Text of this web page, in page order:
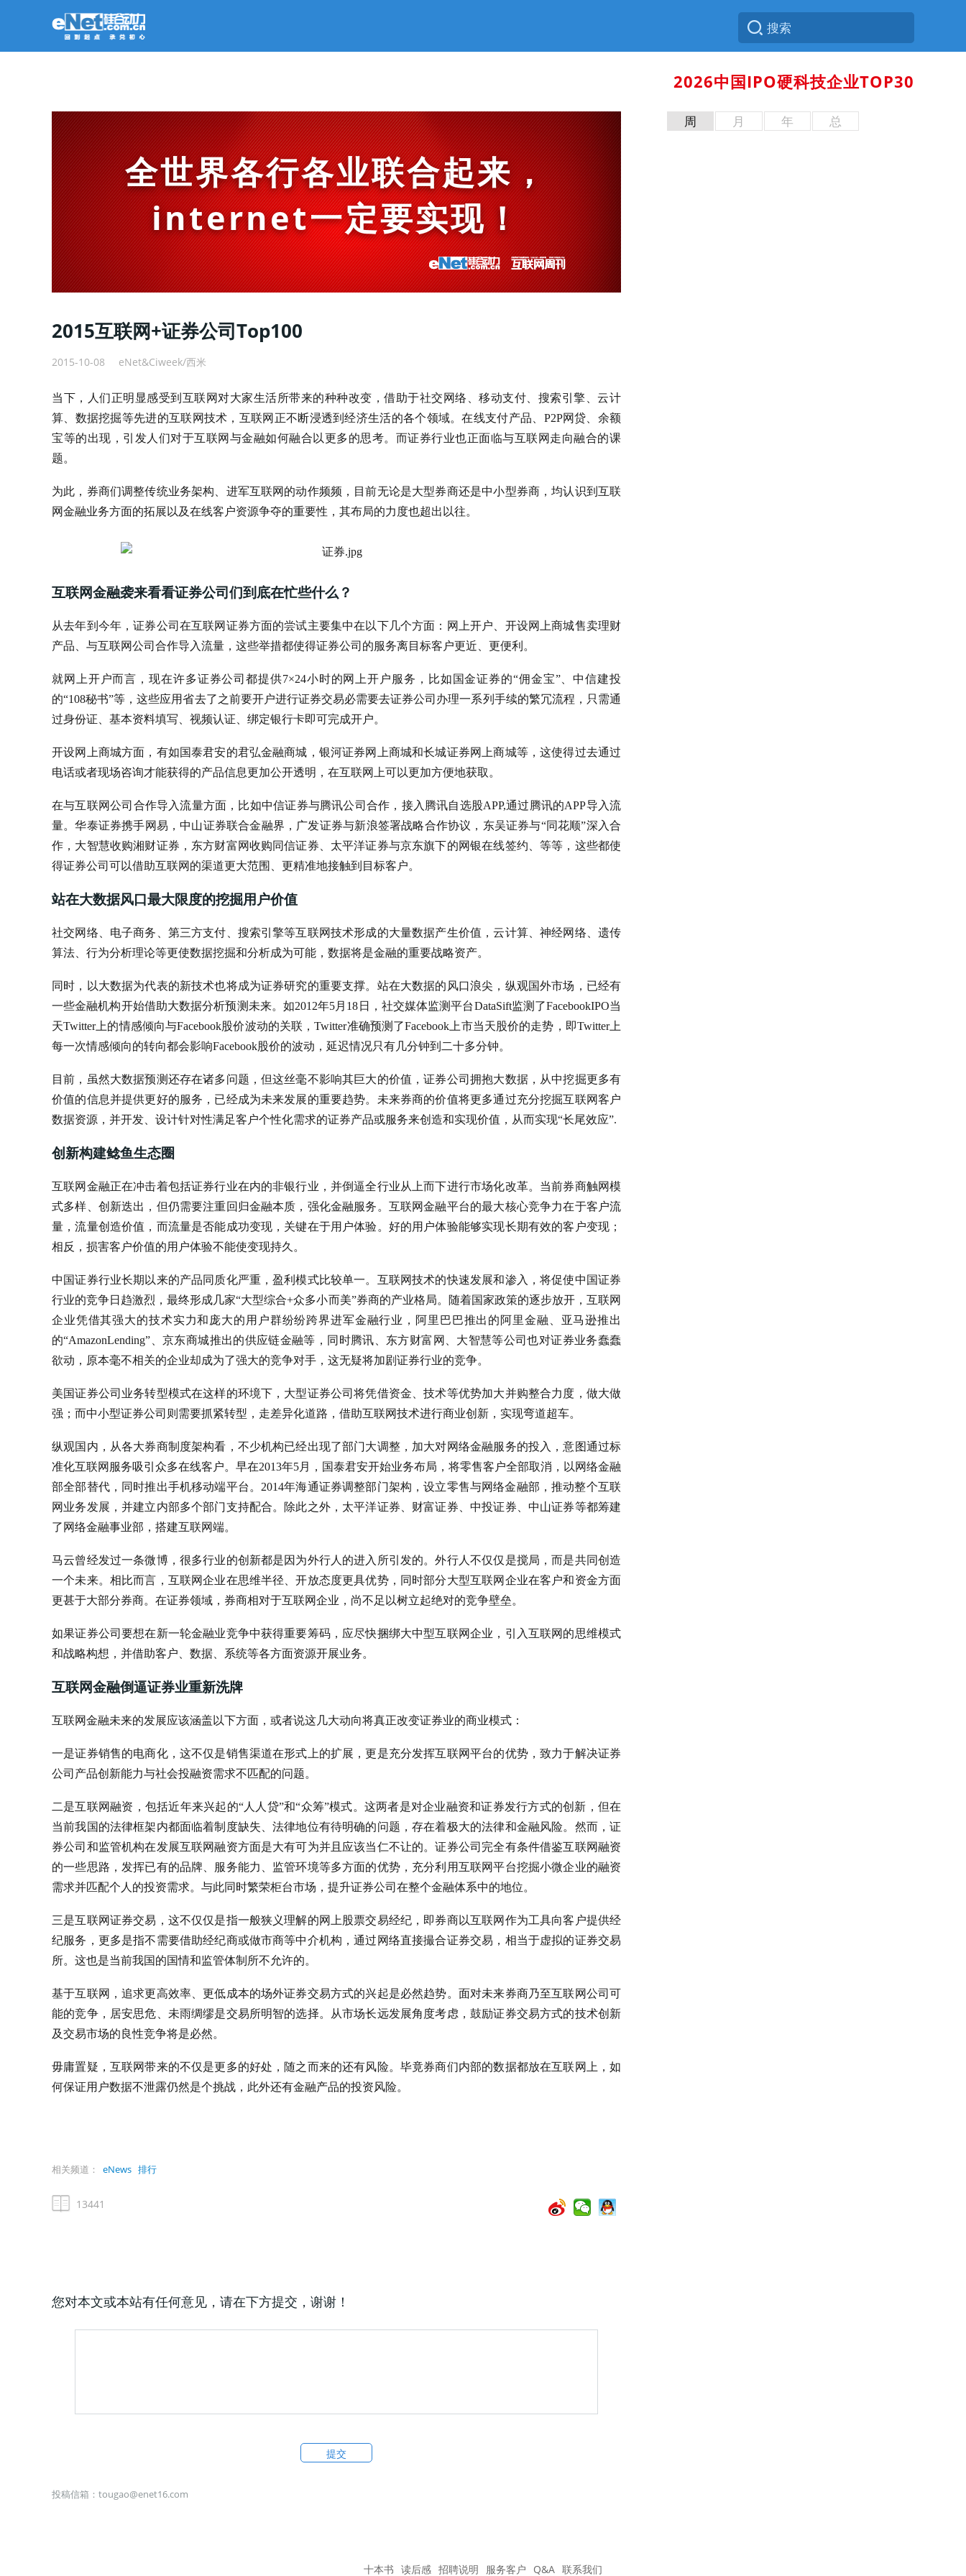
2026中国IPO硬科技企业TOP30
全世界各行各业联合起来，
internet一定要实现！
2015互联网+证券公司Top100
2015-10-08 eNet&Ciweek/西米
当下，人们正明显感受到互联网对大家生活所带来的种种改变，借助于社交网络、移动支付、搜索引擎、云计
算、数据挖掘等先进的互联网技术，互联网正不断浸透到经济生活的各个领域。在线支付产品、P2P网贷、余额
宝等的出现，引发人们对于互联网与金融如何融合以更多的思考。而证券行业也正面临与互联网走向融合的课
题。
为此，券商们调整传统业务架构、进军互联网的动作频频，目前无论是大型券商还是中小型券商，均认识到互联
网金融业务方面的拓展以及在线客户资源争夺的重要性，其布局的力度也超出以往。
互联网金融袭来看看证券公司们到底在忙些什么？
从去年到今年，证券公司在互联网证券方面的尝试主要集中在以下几个方面：网上开户、开设网上商城售卖理财
产品、与互联网公司合作导入流量，这些举措都使得证券公司的服务离目标客户更近、更便利。
就网上开户而言，现在许多证券公司都提供7×24小时的网上开户服务，比如国金证券的“佣金宝”、中信建投
的“108秘书”等，这些应用省去了之前要开户进行证券交易必需要去证券公司办理一系列手续的繁冗流程，只需通
过身份证、基本资料填写、视频认证、绑定银行卡即可完成开户。
开设网上商城方面，有如国泰君安的君弘金融商城，银河证券网上商城和长城证券网上商城等，这使得过去通过
电话或者现场咨询才能获得的产品信息更加公开透明，在互联网上可以更加方便地获取。
在与互联网公司合作导入流量方面，比如中信证券与腾讯公司合作，接入腾讯自选股APP,通过腾讯的APP导入流
量。华泰证券携手网易，中山证券联合金融界，广发证券与新浪签署战略合作协议，东吴证券与“同花顺”深入合
作，大智慧收购湘财证券，东方财富网收购同信证券、太平洋证券与京东旗下的网银在线签约、等等，这些都使
得证券公司可以借助互联网的渠道更大范围、更精准地接触到目标客户。
站在大数据风口最大限度的挖掘用户价值
社交网络、电子商务、第三方支付、搜索引擎等互联网技术形成的大量数据产生价值，云计算、神经网络、遗传
算法、行为分析理论等更使数据挖掘和分析成为可能，数据将是金融的重要战略资产。
同时，以大数据为代表的新技术也将成为证券研究的重要支撑。站在大数据的风口浪尖，纵观国外市场，已经有
一些金融机构开始借助大数据分析预测未来。如2012年5月18日，社交媒体监测平台DataSift监测了FacebookIPO当
天Twitter上的情感倾向与Facebook股价波动的关联，Twitter准确预测了Facebook上市当天股价的走势，即Twitter上
每一次情感倾向的转向都会影响Facebook股价的波动，延迟情况只有几分钟到二十多分钟。
目前，虽然大数据预测还存在诸多问题，但这丝毫不影响其巨大的价值，证券公司拥抱大数据，从中挖掘更多有
价值的信息并提供更好的服务，已经成为未来发展的重要趋势。未来券商的价值将更多通过充分挖掘互联网客户
数据资源，并开发、设计针对性满足客户个性化需求的证券产品或服务来创造和实现价值，从而实现“长尾效应”.
创新构建鲶鱼生态圈
互联网金融正在冲击着包括证券行业在内的非银行业，并倒逼全行业从上而下进行市场化改革。当前券商触网模
式多样、创新迭出，但仍需要注重回归金融本质，强化金融服务。互联网金融平台的最大核心竞争力在于客户流
量，流量创造价值，而流量是否能成功变现，关键在于用户体验。好的用户体验能够实现长期有效的客户变现；
相反，损害客户价值的用户体验不能使变现持久。
中国证券行业长期以来的产品同质化严重，盈利模式比较单一。互联网技术的快速发展和渗入，将促使中国证券
行业的竞争日趋激烈，最终形成几家“大型综合+众多小而美”券商的产业格局。随着国家政策的逐步放开，互联网
企业凭借其强大的技术实力和庞大的用户群纷纷跨界进军金融行业，阿里巴巴推出的阿里金融、亚马逊推出
的“AmazonLending”、京东商城推出的供应链金融等，同时腾讯、东方财富网、大智慧等公司也对证券业务蠢蠢
欲动，原本毫不相关的企业却成为了强大的竞争对手，这无疑将加剧证券行业的竞争。
美国证券公司业务转型模式在这样的环境下，大型证券公司将凭借资金、技术等优势加大并购整合力度，做大做
强；而中小型证券公司则需要抓紧转型，走差异化道路，借助互联网技术进行商业创新，实现弯道超车。
纵观国内，从各大券商制度架构看，不少机构已经出现了部门大调整，加大对网络金融服务的投入，意图通过标
准化互联网服务吸引众多在线客户。早在2013年5月，国泰君安开始业务布局，将零售客户全部取消，以网络金融
部全部替代，同时推出手机移动端平台。2014年海通证券调整部门架构，设立零售与网络金融部，推动整个互联
网业务发展，并建立内部多个部门支持配合。除此之外，太平洋证券、财富证券、中投证券、中山证券等都筹建
了网络金融事业部，搭建互联网端。
马云曾经发过一条微博，很多行业的创新都是因为外行人的进入所引发的。外行人不仅仅是搅局，而是共同创造
一个未来。相比而言，互联网企业在思维半径、开放态度更具优势，同时部分大型互联网企业在客户和资金方面
更甚于大部分券商。在证券领域，券商相对于互联网企业，尚不足以树立起绝对的竞争壁垒。
如果证券公司要想在新一轮金融业竞争中获得重要筹码，应尽快捆绑大中型互联网企业，引入互联网的思维模式
和战略构想，并借助客户、数据、系统等各方面资源开展业务。
互联网金融倒逼证券业重新洗牌
互联网金融未来的发展应该涵盖以下方面，或者说这几大动向将真正改变证券业的商业模式：
一是证券销售的电商化，这不仅是销售渠道在形式上的扩展，更是充分发挥互联网平台的优势，致力于解决证券
公司产品创新能力与社会投融资需求不匹配的问题。
二是互联网融资，包括近年来兴起的“人人贷”和“众筹”模式。这两者是对企业融资和证券发行方式的创新，但在
当前我国的法律框架内都面临着制度缺失、法律地位有待明确的问题，存在着极大的法律和金融风险。然而，证
券公司和监管机构在发展互联网融资方面是大有可为并且应该当仁不让的。证券公司完全有条件借鉴互联网融资
的一些思路，发挥已有的品牌、服务能力、监管环境等多方面的优势，充分利用互联网平台挖掘小微企业的融资
需求并匹配个人的投资需求。与此同时繁荣柜台市场，提升证券公司在整个金融体系中的地位。
三是互联网证券交易，这不仅仅是指一般狭义理解的网上股票交易经纪，即券商以互联网作为工具向客户提供经
纪服务，更多是指不需要借助经纪商或做市商等中介机构，通过网络直接撮合证券交易，相当于虚拟的证券交易
所。这也是当前我国的国情和监管体制所不允许的。
基于互联网，追求更高效率、更低成本的场外证券交易方式的兴起是必然趋势。面对未来券商乃至互联网公司可
能的竞争，居安思危、未雨绸缪是交易所明智的选择。从市场长远发展角度考虑，鼓励证券交易方式的技术创新
及交易市场的良性竞争将是必然。
毋庸置疑，互联网带来的不仅是更多的好处，随之而来的还有风险。毕竟券商们内部的数据都放在互联网上，如
何保证用户数据不泄露仍然是个挑战，此外还有金融产品的投资风险。
相关频道： eNews 排行
13441
您对本文或本站有任何意见，请在下方提交，谢谢！
投稿信箱： tougao@enet16.com
周 月 年 总
十本书 读后感 招聘说明 服务客户 Q&A 联系我们